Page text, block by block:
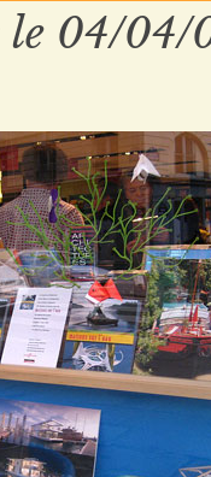
le 04/04/